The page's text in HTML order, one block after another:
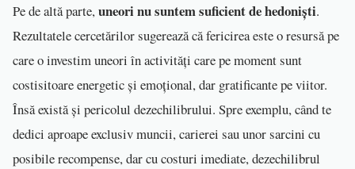
Pe de altă parte,uneori nu suntem suficient de hedoniști.
Rezultatele cercetărilor sugerează că fericirea este o resursă pe
care o investim uneori în activități care pe moment sunt
costisitoare energetic și emoțional, dar gratificante pe viitor.
Însă există și pericolul dezechilibrului. Spre exemplu, când te
dedici aproape exclusiv muncii, carierei sau unor sarcini cu
posibile recompense, dar cu costuri imediate, dezechilibrul